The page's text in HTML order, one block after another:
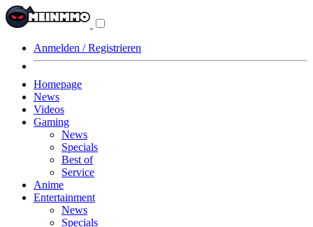
Anmelden / Registrieren
Homepage
News
Videos
Gaming
News
Specials
Best of
Service
Anime
Entertainment
News
Specials